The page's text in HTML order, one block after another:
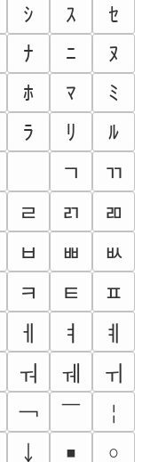
ｼ ｽ
ｾ
ﾅ ﾆ
ﾇ
ﾎ ﾏ
ﾐ
ﾗ ﾘ
ﾙ
ﾡ
ﾢ
ﾩ ﾪ
ﾫ
ﾲ ﾳ
ﾴ
ﾻ ﾼ
ﾽ
ￇ ￊ
ￋ
ￔ ￕ
ￖ
￢ ￣
￤
￬ ￭ ￮